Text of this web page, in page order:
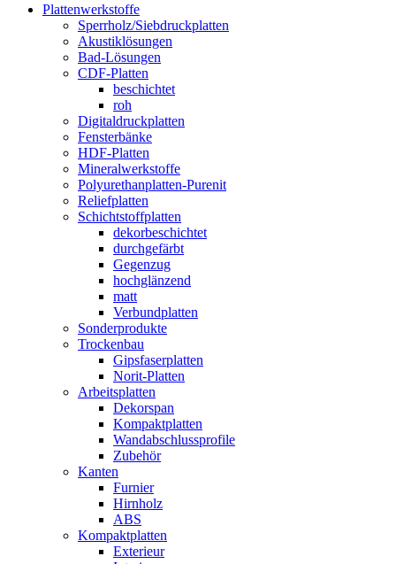
Plattenwerkstoffe
Sperrholz/Siebdruckplatten
Akustiklösungen
Bad-Lösungen
CDF-Platten
beschichtet
roh
Digitaldruckplatten
Fensterbänke
HDF-Platten
Mineralwerkstoffe
Polyurethanplatten-Purenit
Reliefplatten
Schichtstoffplatten
dekorbeschichtet
durchgefärbt
Gegenzug
hochglänzend
matt
Verbundplatten
Sonderprodukte
Trockenbau
Gipsfaserplatten
Norit-Platten
Arbeitsplatten
Dekorspan
Kompaktplatten
Wandabschlussprofile
Zubehör
Kanten
Furnier
Hirnholz
ABS
Kompaktplatten
Exterieur